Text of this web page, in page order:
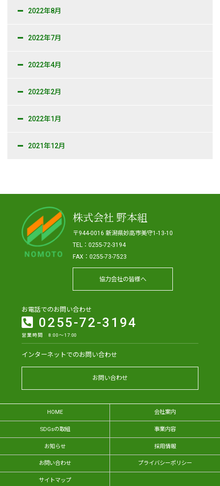
2022年8月
2022年7月
2022年4月
2022年2月
2022年1月
2021年12月
株式会社 野本組
〒944-0016 新潟県妙高市美守1-13-10
TEL：0255-72-3194
FAX：0255-73-7523
協力会社の皆様へ
お電話でのお問い合わせ
0255-72-3194
営業時間 8:00～17:00
インターネットでのお問い合わせ
お問い合わせ
HOME 会社案内
SDGsの取組 事業内容
お知らせ 採用情報
お問い合わせ プライバシーポリシー
サイトマップ